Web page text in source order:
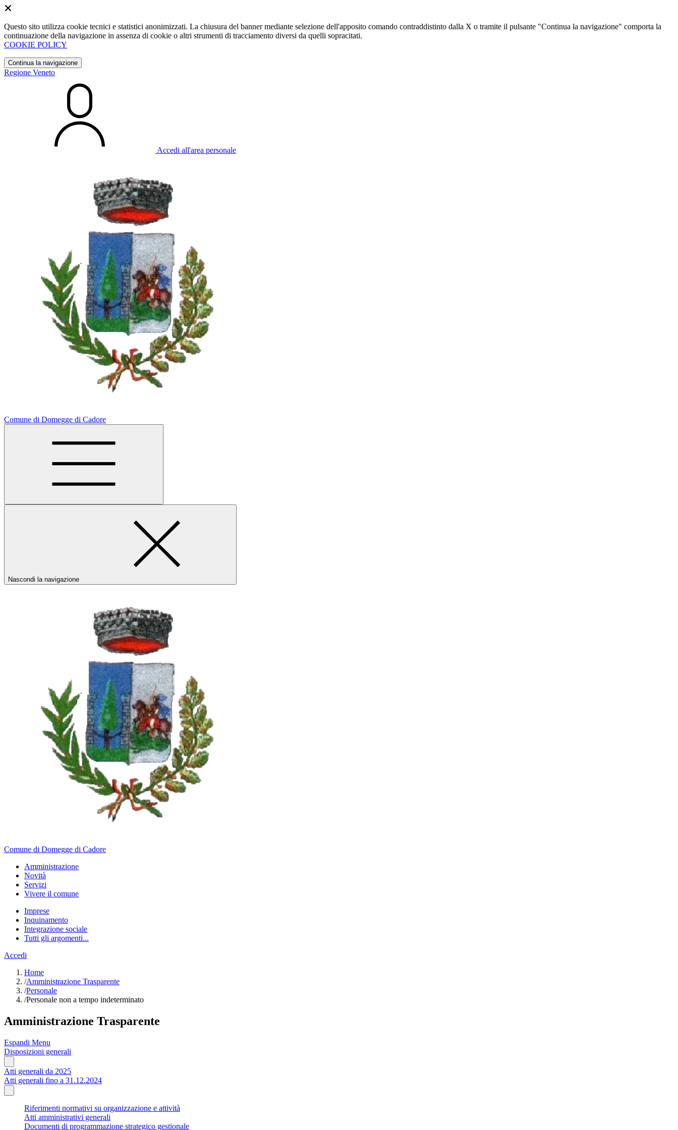
Questo sito utilizza cookie tecnici e statistici anonimizzati. La chiusura del banner mediante selezione dell'apposito comando contraddistinto dalla X o tramite il pulsante "Continua la navigazione" comporta la
continuazione della navigazione in assenza di cookie o altri strumenti di tracciamento diversi da quelli sopracitati.
COOKIE POLICY
Continua la navigazione
Regione Veneto
Accedi all'area personale
Comune di Domegge di Cadore
Nascondi la navigazione
Comune di Domegge di Cadore
Amministrazione
Novità
Servizi
Vivere il comune
Imprese
Inquinamento
Integrazione sociale
Tutti gli argomenti...
Accedi
Home
/Amministrazione Trasparente
/Personale
/Personale non a tempo indeterminato
Amministrazione Trasparente
Espandi Menu
Disposizioni generali
Atti generali da 2025
Atti generali fino a 31.12.2024
Riferimenti normativi su organizzazione e attività
Atti amministrativi generali
Documenti di programmazione strategico gestionale